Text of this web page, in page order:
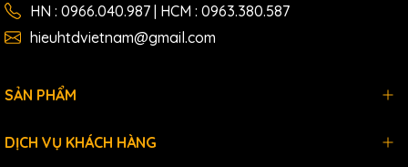
HN : 0966.040.987 | HCM : 0963.380.587
hieuhtdvietnam@gmail.com
SẢN PHẨM
DỊCH VỤ KHÁCH HÀNG